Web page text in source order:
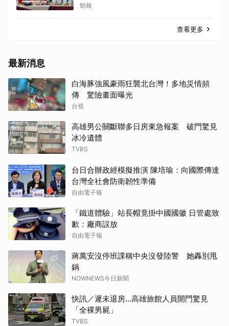
勁報
查看更多
最新消息
白海豚強風豪雨狂襲北台灣！多地災情頻
傳 驚險畫面曝光
台視
高雄男公關斷聯多日房東急報案 破門驚見
冰冷遺體
TVBS
台日合辦政經模擬推演 陳培瑜：向國際傳達
台灣全社會防衛韌性準備
自由電子報
「鐵道體驗」站長帽竟掛中國國徽 日管處致
歉：廠商誤放
自由電子報
蔣萬安沒停班課稱中央沒發陸警 她轟別甩
鍋
NOWNEWS今日新聞
快訊／遲未退房...高雄旅館人員開門驚見
「全裸男屍」
TVBS